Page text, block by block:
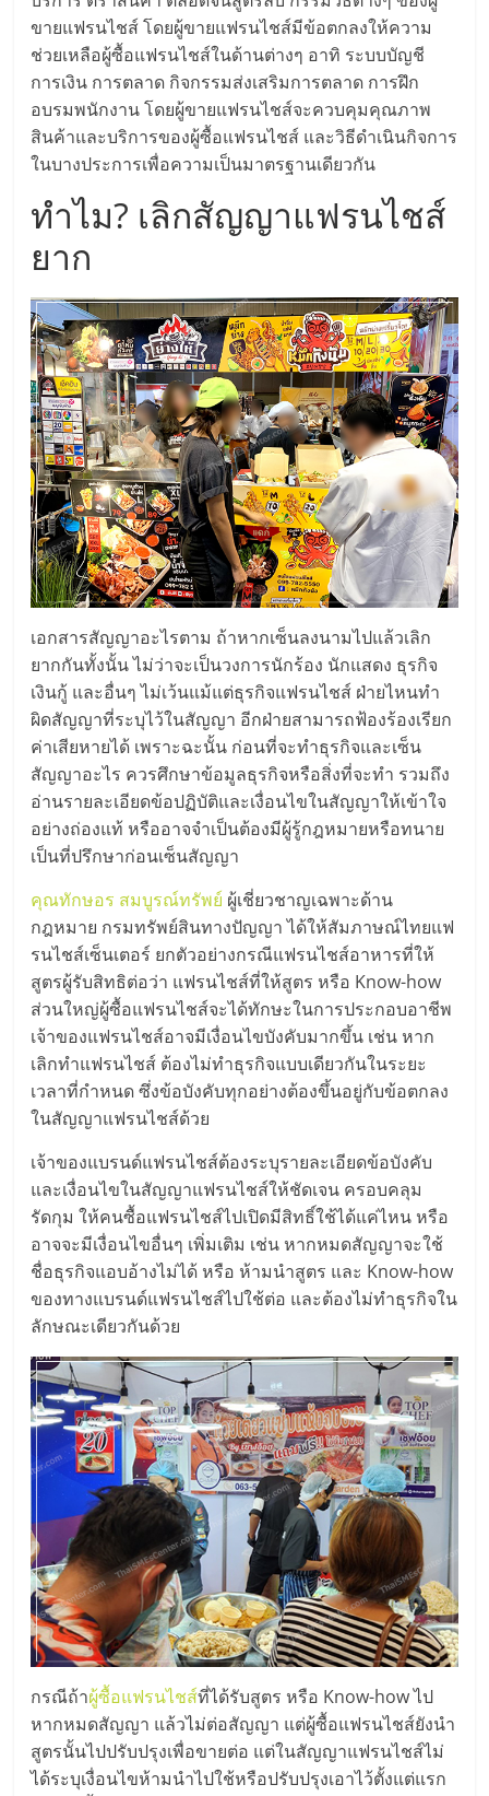
แฟ
รน
ไชส์
ขาย
หน้า
บ้าน
ลงทุน
น้อย
คืน
ทุน
ไว,
ที่
ปรึกษา
การ
ลงทุน
และ
ขยาย
สา
ขา
แฟ
รน
ไชส์,
ศูนย์
รวม
แฟ
รน
ไชส์
พร้อม
ทำเล
สำหรับ
ขายแฟรนไชส์ โดยผู้ขายแฟรนไชส์มีข้อตกลงให้ความ
ช่วยเหลือผู้ซื้อแฟรนไชส์ในด้านต่างๆ อาทิ ระบบบัญชี
การเงิน การตลาด กิจกรรมส่งเสริมการตลาด การฝึก
อบรมพนักงาน โดยผู้ขายแฟรนไชส์จะควบคุมคุณภาพ
สินค้าและบริการของผู้ซื้อแฟรนไชส์ และวิธีดำเนินกิจการ
ในบางประการเพื่อความเป็นมาตรฐานเดียวกัน
ทำไม? เลิกสัญญาแฟรนไชส์
ยาก
เอกสารสัญญาอะไรตาม ถ้าหากเซ็นลงนามไปแล้วเลิก
ยากกันทั้งนั้น ไม่ว่าจะเป็นวงการนักร้อง นักแสดง ธุรกิจ
เงินกู้ และอื่นๆ ไม่เว้นแม้แต่ธุรกิจแฟรนไชส์ ฝ่ายไหนทำ
ผิดสัญญาที่ระบุไว้ในสัญญา อีกฝ่ายสามารถฟ้องร้องเรียก
ค่าเสียหายได้ เพราะฉะนั้น ก่อนที่จะทำธุรกิจและเซ็น
สัญญาอะไร ควรศึกษาข้อมูลธุรกิจหรือสิ่งที่จะทำ รวมถึง
อ่านรายละเอียดข้อปฏิบัติและเงื่อนไขในสัญญาให้เข้าใจ
อย่างถ่องแท้ หรืออาจจำเป็นต้องมีผู้รู้กฎหมายหรือทนาย
เป็นที่ปรึกษาก่อนเซ็นสัญญา
คุณทักษอร สมบูรณ์ทรัพย์ ผู้เชี่ยวชาญเฉพาะด้าน
กฎหมาย กรมทรัพย์สินทางปัญญา ได้ให้สัมภาษณ์ไทยแฟ
รนไชส์เซ็นเตอร์ ยกตัวอย่างกรณีแฟรนไชส์อาหารที่ให้
สูตรผู้รับสิทธิต่อว่า แฟรนไชส์ที่ให้สูตร หรือ Know-how
ส่วนใหญ่ผู้ซื้อแฟรนไชส์จะได้ทักษะในการประกอบอาชีพ
เจ้าของแฟรนไชส์อาจมีเงื่อนไขบังคับมากขึ้น เช่น หาก
เลิกทำแฟรนไชส์ ต้องไม่ทำธุรกิจแบบเดียวกันในระยะ
เวลาที่กำหนด ซึ่งข้อบังคับทุกอย่างต้องขึ้นอยู่กับข้อตกลง
ในสัญญาแฟรนไชส์ด้วย
เจ้าของแบรนด์แฟรนไชส์ต้องระบุรายละเอียดข้อบังคับ
และเงื่อนไขในสัญญาแฟรนไชส์ให้ชัดเจน ครอบคลุม
รัดกุม ให้คนซื้อแฟรนไชส์ไปเปิดมีสิทธิ์ใช้ได้แค่ไหน หรือ
อาจจะมีเงื่อนไขอื่นๆ เพิ่มเติม เช่น หากหมดสัญญาจะใช้
ชื่อธุรกิจแอบอ้างไม่ได้ หรือ ห้ามนำสูตร และ Know-how
ของทางแบรนด์แฟรนไชส์ไปใช้ต่อ และต้องไม่ทำธุรกิจใน
ลักษณะเดียวกันด้วย
กรณีถ้าผู้ซื้อแฟรนไชส์ที่ได้รับสูตร หรือ Know-how ไป
หากหมดสัญญา แล้วไม่ต่อสัญญา แต่ผู้ซื้อแฟรนไชส์ยังนำ
สูตรนั้นไปปรับปรุงเพื่อขายต่อ แต่ในสัญญาแฟรนไชส์ไม่
ได้ระบุเงื่อนไขห้ามนำไปใช้หรือปรับปรุงเอาไว้ตั้งแต่แรก